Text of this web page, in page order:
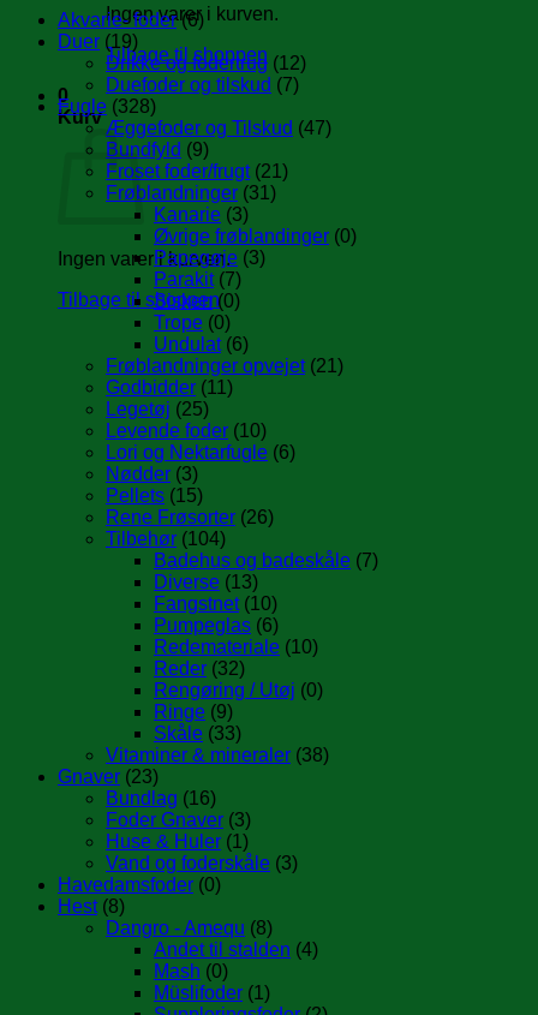
Ingen varer i kurven.
Tilbage til shoppen
0
Kurv
Ingen varer i kurven.
Tilbage til shoppen
Akvarie- foder (6)
Duer (19)
Drikke og fodertrug (12)
Duefoder og tilskud (7)
Fugle (328)
Æggefoder og Tilskud (47)
Bundfyld (9)
Froset foder/frugt (21)
Frøblandninger (31)
Kanarie (3)
Øvrige frøblandinger (0)
Papegøje (3)
Parakit (7)
Sisken (0)
Trope (0)
Undulat (6)
Frøblandninger opvejet (21)
Godbidder (11)
Legetøj (25)
Levende foder (10)
Lori og Nektarfugle (6)
Nødder (3)
Pellets (15)
Rene Frøsorter (26)
Tilbehør (104)
Badehus og badeskåle (7)
Diverse (13)
Fangstnet (10)
Pumpeglas (6)
Redemateriale (10)
Reder (32)
Rengøring / Utøj (0)
Ringe (9)
Skåle (33)
Vitaminer & mineraler (38)
Gnaver (23)
Bundlag (16)
Foder Gnaver (3)
Huse & Huler (1)
Vand og foderskåle (3)
Havedamsfoder (0)
Hest (8)
Dangro - Amequ (8)
Andet til stalden (4)
Mash (0)
Müslifoder (1)